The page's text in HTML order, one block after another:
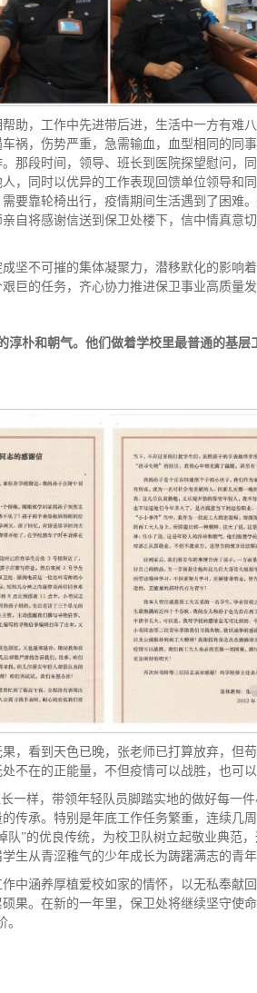
助，工作中先进带后进，生活中一方有难
祸，伤势严重，急需输血，血型相同的同
那段时间，领导、班长到医院探望慰问，
，同时以优异的工作表现回馈单位领导和
要靠轮椅出行，疫情期间生活遇到了困难
自将感谢信送到保卫处楼下，信中情真意
坚不可摧的集体凝聚力，潜移默化的影响
巨的任务，齐心协力推进保卫事业高质量发
淳朴和朝气。他们 做着学校里最普通的基层
，看到天色已晚，张老师已打算放弃，但
不在的正能量，不但疫情可以战胜，也可以
一样，带领年轻队员脚踏实地的做好每一
传承。特别是年底工作任务繁重，连续几
”的优良传统，为校卫队树立起敬业典范
生从青涩稚气的少年成长为踌躇满志的青
中涵养厚植爱校如家的情怀，以无私奉献
果。在新的一年里，保卫处将继续坚守使